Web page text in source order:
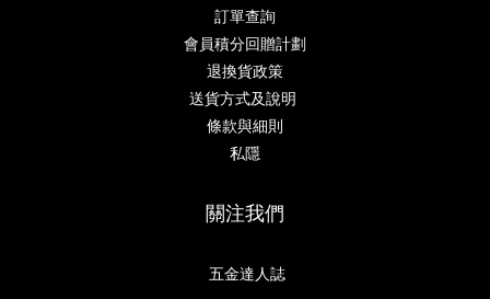
訂單查詢
會員積分回贈計劃
退換貨政策
送貨方式及說明
條款與細則
私隱
關注我們
五金達人誌